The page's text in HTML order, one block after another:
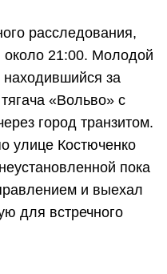
расследования,
около 21:00. Молодой
находившийся за
«Вольво» с
город транзитом.
улице Костюченко
пока
и выехал
для встречного